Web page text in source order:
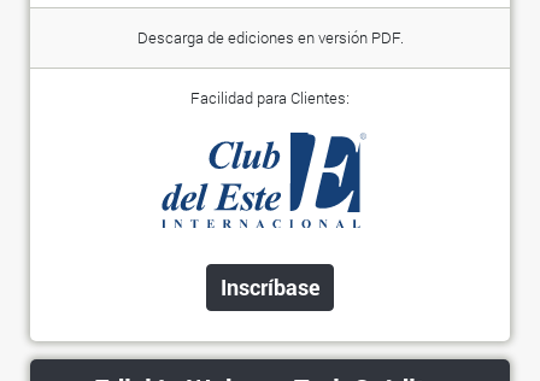
Descarga de ediciones en versión PDF.
Facilidad para Clientes:
Inscríbase